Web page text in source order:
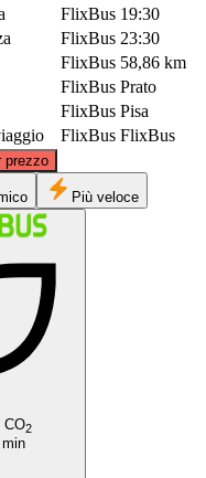
FlixBus 19:30
FlixBus 23:30
FlixBus 58,86 km
FlixBus Prato
FlixBus Pisa
FlixBus FlixBus
prezzo
©CARTO
Più veloce
CO2